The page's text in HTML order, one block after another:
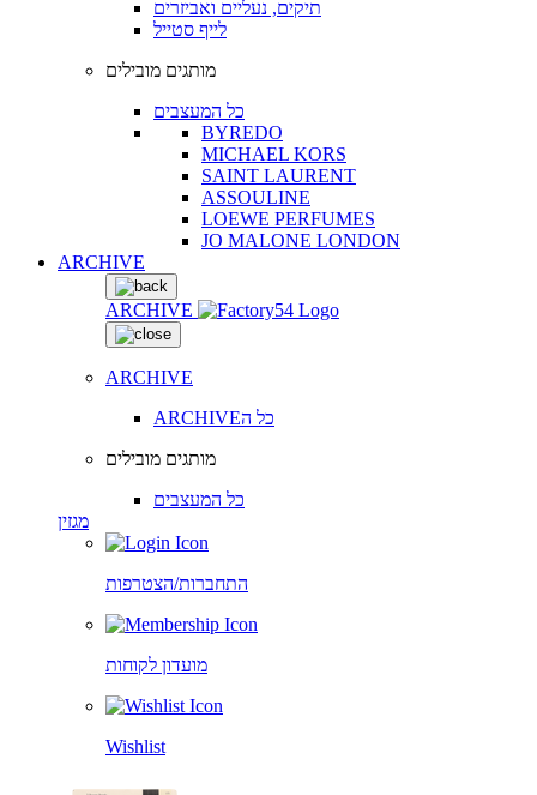
תיקים, נעליים ואביזרים
לייף סטייל
מותגים מובילים
כל המעצבים
BYREDO
MICHAEL KORS
SAINT LAURENT
ASSOULINE
LOEWE PERFUMES
JO MALONE LONDON
ARCHIVE
ARCHIVE
ARCHIVE
ARCHIVEכל ה
מותגים מובילים
כל המעצבים
מגזין
התחברות/הצטרפות
מועדון לקוחות
Wishlist